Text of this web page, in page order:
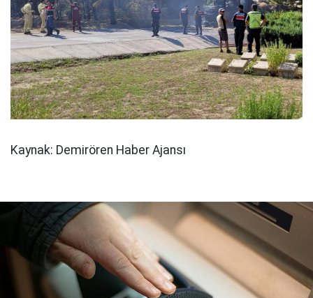
Kaynak: Demirören Haber Ajansı